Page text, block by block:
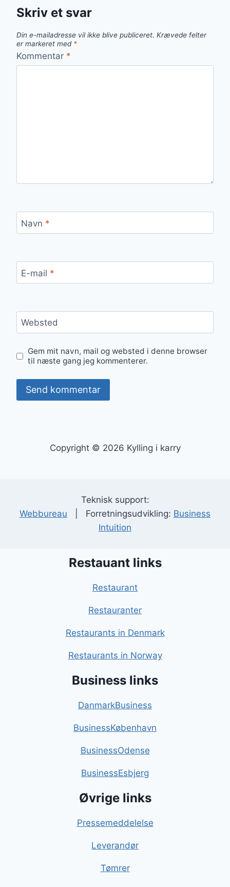
Skriv et svar
Din e-mailadresse vil ikke blive publiceret. Krævede felter
er markeret med *
Kommentar *
Navn *
E-mail *
Websted
Gem mit navn, mail og websted i denne browser
til næste gang jeg kommenterer.
Copyright © 2026 Kylling i karry
Teknisk support:
Webbureau | Forretningsudvikling: Business
Intuition
Restauant links
Restaurant
Restauranter
Restaurants in Denmark
Restaurants in Norway
Business links
DanmarkBusiness
BusinessKøbenhavn
BusinessOdense
BusinessEsbjerg
Øvrige links
Pressemeddelelse
Leverandør
Tømrer